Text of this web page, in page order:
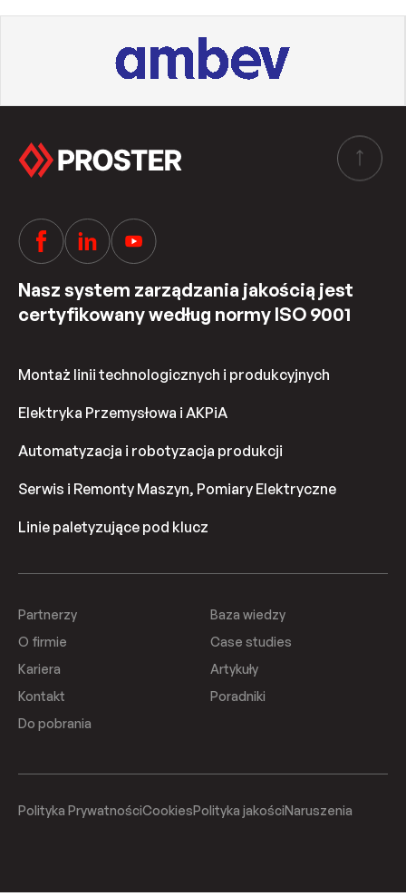
Nasz system zarządzania jakością jest
certyfikowany według normy ISO 9001
Montaż linii technologicznych i produkcyjnych
Elektryka Przemysłowa i AKPiA
Automatyzacja i robotyzacja produkcji
Serwis i Remonty Maszyn, Pomiary Elektryczne
Linie paletyzujące pod klucz
Partnerzy
O firmie
Kariera
Kontakt
Do pobrania
Baza wiedzy
Case studies
Artykuły
Poradniki
Polityka PrywatnościCookiesPolityka jakościNaruszenia